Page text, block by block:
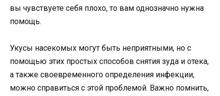
вы чувствуете себя плохо, то вам однозначно нужна
помощь.
Укусы насекомых могут быть неприятными, но с
помощью этих простых способов снятия зуда и отека,
а также своевременного определения инфекции,
можно справиться с этой проблемой. Важно помнить,